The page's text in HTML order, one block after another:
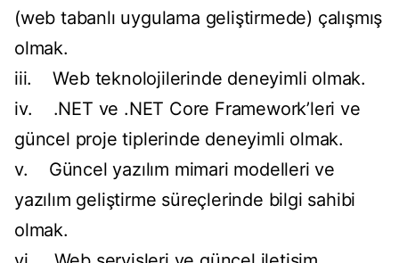
(web tabanlı uygulama geliştirmede) çalışmış
olmak.
iii. Web teknolojilerinde deneyimli olmak.
iv. .NET ve .NET Core Framework’leri ve
güncel proje tiplerinde deneyimli olmak.
v. Güncel yazılım mimari modelleri ve
yazılım geliştirme süreçlerinde bilgi sahibi
olmak.